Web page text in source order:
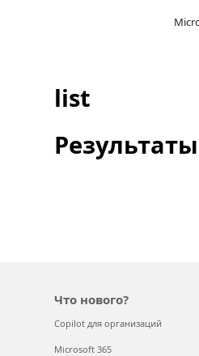
list
Что нового?
Copilot для организаций
Microsoft 365